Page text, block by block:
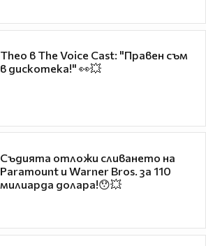
Theo в The Voice Cast: "Правен съм
в дискотека!" 👀💥
Съдията отложи сливането на
Paramount и Warner Bros. за 110
милиарда долара!😯💥